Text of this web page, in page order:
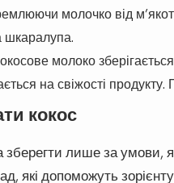
молочко від
шкаралупа.
молоко
на свіжості
кокос
зберегти лише за умови,
які допоможуть